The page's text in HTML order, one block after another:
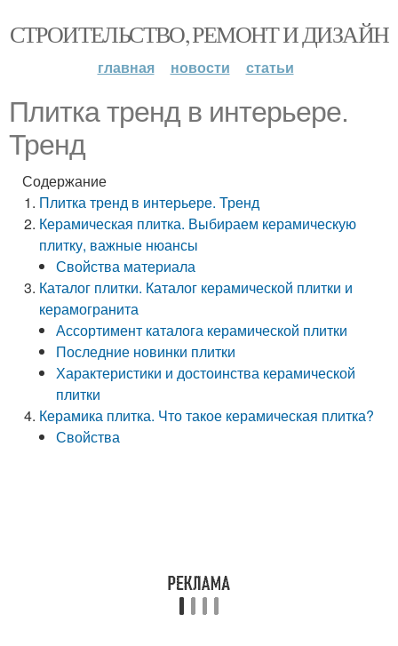
СТРОИТЕЛЬСТВО, РЕМОНТ И ДИЗАЙН
главная новости статьи
Плитка тренд в интерьере.
Тренд
Содержание
Плитка тренд в интерьере. Тренд
Керамическая плитка. Выбираем керамическую
плитку, важные нюансы
Свойства материала
Каталог плитки. Каталог керамической плитки и
керамогранита
Ассортимент каталога керамической плитки
Последние новинки плитки
Характеристики и достоинства керамической
плитки
Керамика плитка. Что такое керамическая плитка?
Свойства